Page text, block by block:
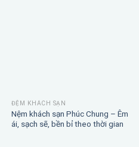
ĐỆM KHÁCH SẠN
Nệm khách sạn Phúc Chung – Êm
ái, sạch sẽ, bền bỉ theo thời gian